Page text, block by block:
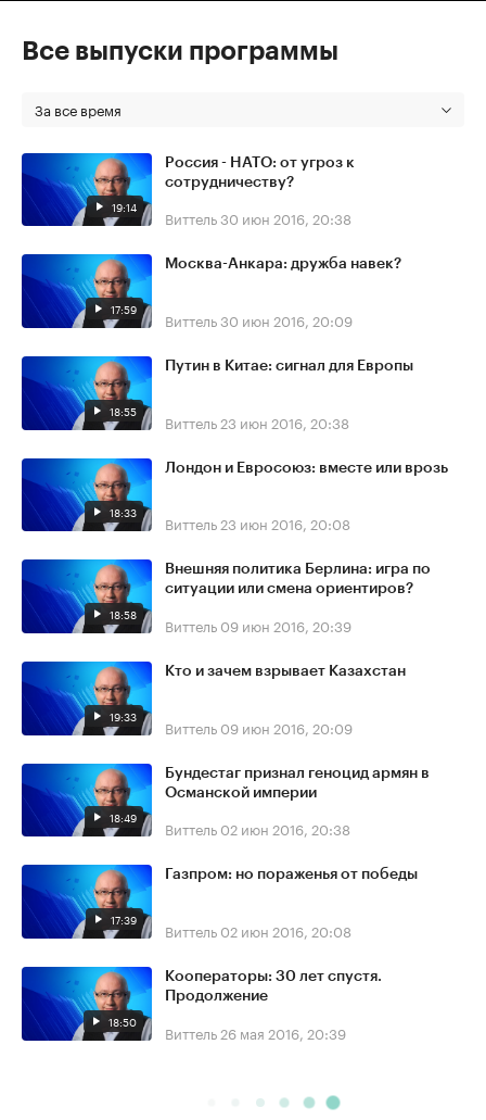
Все выпуски программы
За все время
19:14
Россия - НАТО: от угроз к
сотрудничеству?
Виттель30 июн 2016, 20:38
17:59
Москва-Анкара: дружба навек?
Виттель30 июн 2016, 20:09
18:55
Путин в Китае: сигнал для Европы
Виттель 23 июн 2016, 20:38
18:33
Лондон и Евросоюз: вместе или врозь
Виттель 23 июн 2016, 20:08
18:58
Внешняя политика Берлина: игра по
ситуации или смена ориентиров?
Виттель 09 июн 2016, 20:39
19:33
Кто и зачем взрывает Казахстан
Виттель 09 июн 2016, 20:09
18:49
Бундестаг признал геноцид армян в
Османской империи
Виттель 02 июн 2016, 20:38
17:39
Газпром: но пораженья от победы
Виттель 02 июн 2016, 20:08
18:50
Кооператоры: 30 лет спустя.
Продолжение
Виттель 26 мая 2016, 20:39